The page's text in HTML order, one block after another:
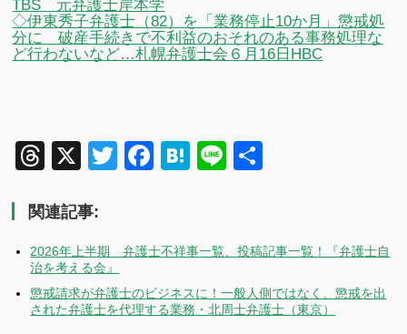
TBS 元弁護士岸本学
◇伊東秀子弁護士（82）を「業務停止10か月」懲戒処
分に 破産手続きで不利益のおそれのある事務処理な
ど行わないなど…札幌弁護士会６月16日HBC
Threads
X TwitterFacebook
Hatena
Line
関連記事:
2026年上半期 弁護士不祥事一覧、投稿記事一覧！『弁護士自
治を考える会』
懲戒請求が弁護士のビジネスに！一般人側ではなく、懲戒を出
された弁護士を代理する業務・北周士弁護士（東京）